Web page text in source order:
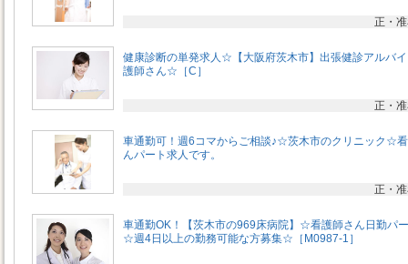
正・
健康診断の単発求人☆【大阪府茨木市】出張健診アルバ
護師さん☆［C］
正・
車通勤可！週6コマからご相談♪☆茨木市のクリニック☆
んパート求人です。
正・
車通勤OK！【茨木市の969床病院】☆看護師さん日勤パ
☆週4日以上の勤務可能な方募集☆［M0987-1］